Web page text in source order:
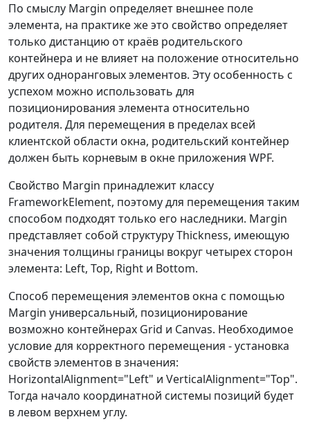
По смыслу Margin определяет внешнее поле
элемента, на практике же это свойство определяет
только дистанцию от краёв родительского
контейнера и не влияет на положение относительно
других одноранговых элементов. Эту особенность с
успехом можно использовать для
позиционирования элемента относительно
родителя. Для перемещения в пределах всей
клиентской области окна, родительский контейнер
должен быть корневым в окне приложения WPF.
Свойство Margin принадлежит классу
FrameworkElement, поэтому для перемещения таким
способом подходят только его наследники. Margin
представляет собой структуру Thickness, имеющую
значения толщины границы вокруг четырех сторон
элемента: Left, Top, Right и Bottom.
Способ перемещения элементов окна с помощью
Margin универсальный, позиционирование
возможно контейнерах Grid и Canvas. Необходимое
условие для корректного перемещения - установка
свойств элементов в значения:
HorizontalAlignment="Left" и VerticalAlignment="Top".
Тогда начало координатной системы позиций будет
в левом верхнем углу.